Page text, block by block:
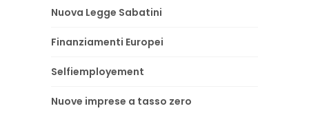
Nuova Legge Sabatini
Finanziamenti Europei
Selfiemployement
Nuove imprese a tasso zero